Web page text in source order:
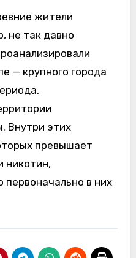
жители
не так давно
— крупного города
Внутри этих
превышает
никотин,
в них